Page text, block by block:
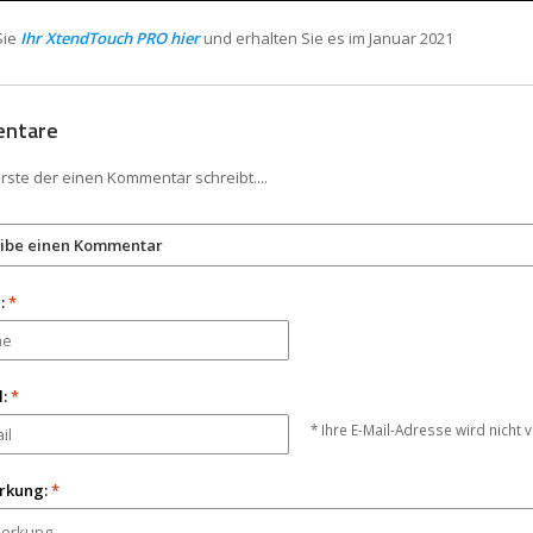
Ihr XtendTouch PRO hierund erhalten Sie es im Januar 2021
der einen Kommentar schreibt....
einen Kommentar
*
*
* Ihre E-Mail-Adresse wird nicht
*